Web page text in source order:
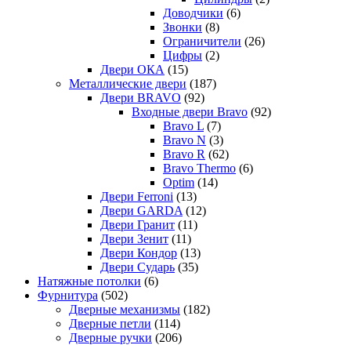
Доводчики (6)
Звонки (8)
Ограничители (26)
Цифры (2)
Двери ОКА (15)
Металлические двери (187)
Двери BRAVO (92)
Входные двери Bravo (92)
Bravo L (7)
Bravo N (3)
Bravo R (62)
Bravo Thermo (6)
Optim (14)
Двери Ferroni (13)
Двери GARDA (12)
Двери Гранит (11)
Двери Зенит (11)
Двери Кондор (13)
Двери Сударь (35)
Натяжные потолки (6)
Фурнитура (502)
Дверные механизмы (182)
Дверные петли (114)
Дверные ручки (206)